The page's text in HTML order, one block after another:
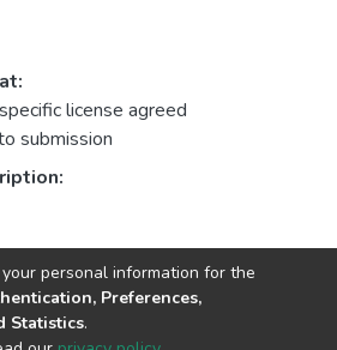
license agreed
submission
personal information for the
Preferences,
Statistics.